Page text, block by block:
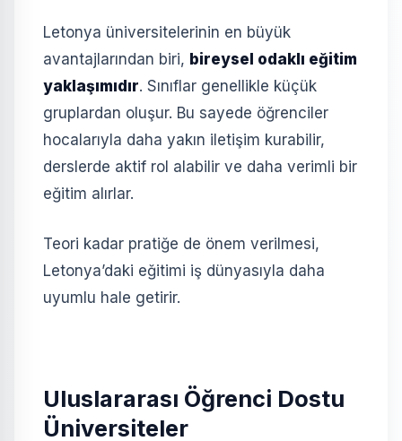
Letonya üniversitelerinin en büyük
avantajlarından biri, bireysel odaklı eğitim
yaklaşımıdır. Sınıflar genellikle küçük
gruplardan oluşur. Bu sayede öğrenciler
hocalarıyla daha yakın iletişim kurabilir,
derslerde aktif rol alabilir ve daha verimli bir
eğitim alırlar.
Teori kadar pratiğe de önem verilmesi,
Letonya’daki eğitimi iş dünyasıyla daha
uyumlu hale getirir.
Uluslararası Öğrenci Dostu
Üniversiteler